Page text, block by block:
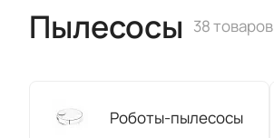
Пылесосы 38 товаров
Роботы-пылесосы